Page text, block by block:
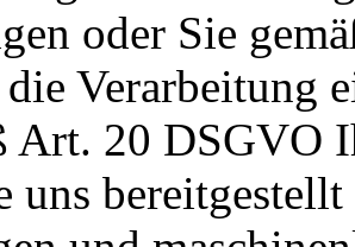
oder Sie
die Verarbeitung
Art. 20 DSGVO
uns